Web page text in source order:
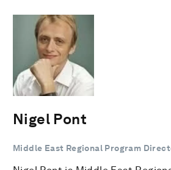
Nigel Pont
Middle East Regional Program